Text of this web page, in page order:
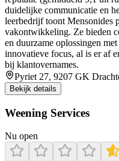
duidelijke communicatie en
leerbedrijf toont Mensonides
vakontwikkeling. Ze bieden
en duurzame oplossingen
innovatieve focus, al is er af
bij klantovernames.
Pyriet 27, 9207 GK
Bekijk details
Weening Services
Nu open